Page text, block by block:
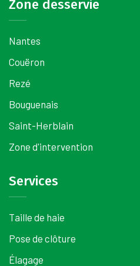
Zone desservie
Nantes
Couëron
Rezé
Bouguenais
Saint-Herblain
Zone d'intervention
Services
Taille de haie
Pose de clôture
Élagage